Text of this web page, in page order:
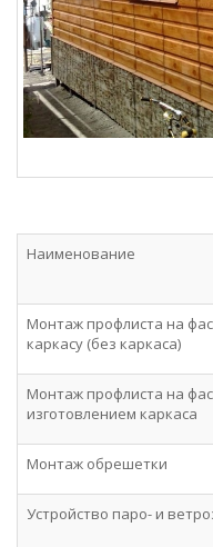
Наименование
Монтаж профлиста на
каркасу (без каркаса)
Монтаж профлиста на
изготовлением каркаса
Монтаж обрешетки
Устройство паро- и